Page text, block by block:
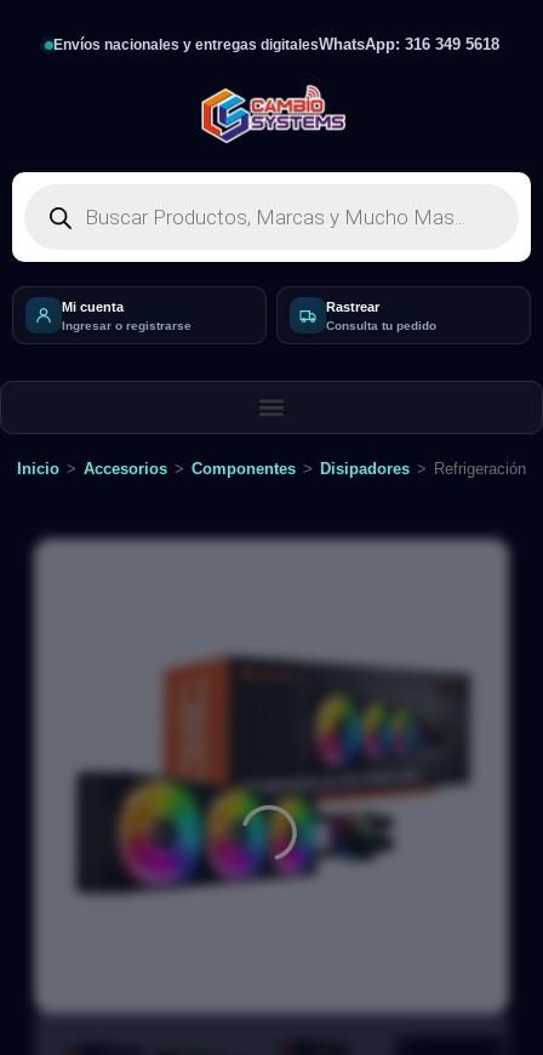
Envíos nacionales y entregas digitalesWhatsApp: 316 349 5618
Mi cuenta
Ingresar o registrarse
Rastrear
Consulta tu pedido
Inicio > Accesorios > Componentes > Disipadores > Refrigeración